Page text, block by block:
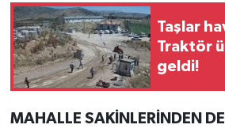
Taşlar
Traktör
geldi!
MAHALLE SAKİNLERİNDEN